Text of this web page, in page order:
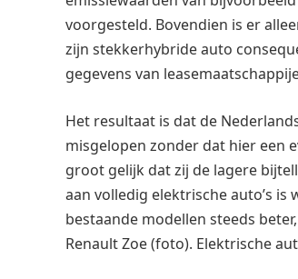
voorgesteld. Bovendien is er
zijn stekkerhybride auto
gegevens van
Het resultaat is dat de
misgelopen zonder dat hier een
groot gelijk dat zij de lagere
aan volledig elektrische auto’s
bestaande modellen steeds
Renault Zoe (foto). Elektrische